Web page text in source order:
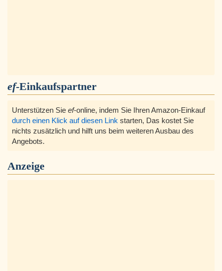
ef-Einkaufspartner
Unterstützen Sie ef-online, indem Sie Ihren Amazon-Einkauf
durch einen Klick auf diesen Link starten, Das kostet Sie
nichts zusätzlich und hilft uns beim weiteren Ausbau des
Angebots.
Anzeige